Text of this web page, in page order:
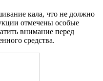
кала, что не должно
отмечены особые
внимание перед
средства.